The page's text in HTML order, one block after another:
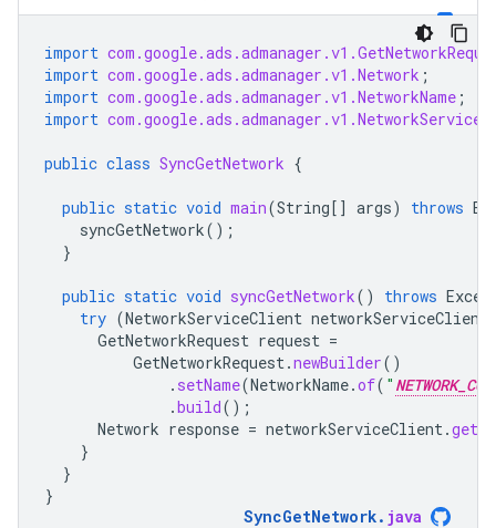
import
import com.google.ads.admanager.v1.Network ;
import com.google.ads.admanager.v1.NetworkName ;
import
public class SyncGetNetwork {
public static void main(String[] args) throws
syncGetNetwork();
}
public static void syncGetNetwork() throws
try (NetworkServiceClient networkServiceClient
GetNetworkRequest request =
GetNetworkRequest.newBuilder()
. setName(NetworkName.of( "
.build();
Network response = networkServiceClient.
}
}
}
SyncGetNetwork. java